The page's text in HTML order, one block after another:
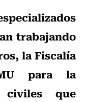
trabajando
la Fiscalía
para la
que